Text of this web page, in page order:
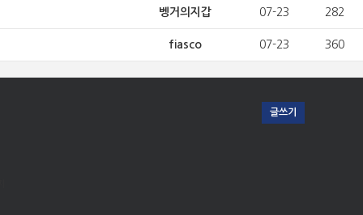
벵거의지갑 07-23 282
fiasco 07-23 360
글쓰기